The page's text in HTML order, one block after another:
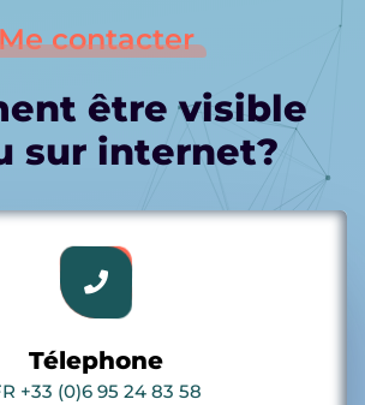
contacter
être visible
sur internet?
Télephone
+33 (0)6 95 24 83 58